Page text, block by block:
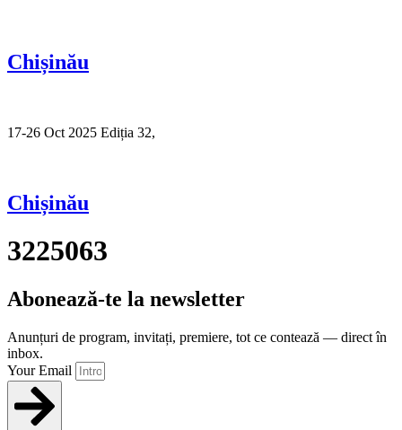
Chișinău
17-26 Oct 2025 Ediția 32,
Chișinău
3225063
Abonează-te la newsletter
Anunțuri de program, invitați, premiere, tot ce contează — direct în
inbox.
Your Email